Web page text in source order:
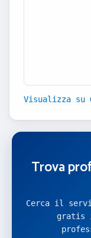
Visualizza su
Trova
Cerca il
gratis